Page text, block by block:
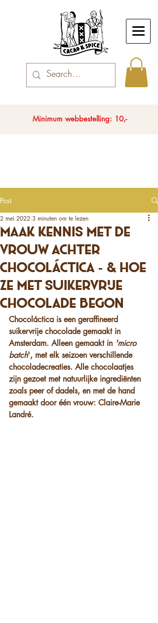
Minimum webbestelling: 10,-
Post
Maak kennis met de
vrouw achter
Chocoláctica - & hoe
ze met suikervrije
chocolade begon
2 mei 2022 3 minuten om te lezen
Chocoláctica is een geraffineerd
suikervrije chocolade gemaakt in
Amsterdam. Alleen gemaakt in 'micro
batch', met elk seizoen verschillende
chocoladecreaties. Alle chocolaatjes
zijn gezoet met natuurlijke ingrediënten
zoals peer of dadels, en met de hand
gemaakt door één vrouw: Claire-Marie
Landré.